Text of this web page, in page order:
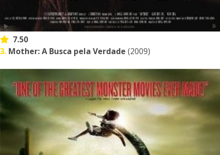
7.50
3. Mother: A Busca pela Verdade (2009)